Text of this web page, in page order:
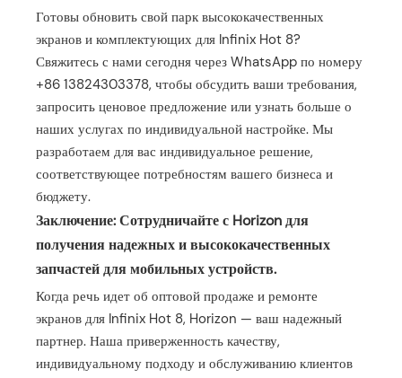
Готовы обновить свой парк высококачественных
экранов и комплектующих для Infinix Hot 8?
Свяжитесь с нами сегодня через WhatsApp по номеру
+86 13824303378, чтобы обсудить ваши требования,
запросить ценовое предложение или узнать больше о
наших услугах по индивидуальной настройке. Мы
разработаем для вас индивидуальное решение,
соответствующее потребностям вашего бизнеса и
бюджету.
Заключение: Сотрудничайте с Horizon для
получения надежных и высококачественных
запчастей для мобильных устройств.
Когда речь идет об оптовой продаже и ремонте
экранов для Infinix Hot 8, Horizon — ваш надежный
партнер. Наша приверженность качеству,
индивидуальному подходу и обслуживанию клиентов